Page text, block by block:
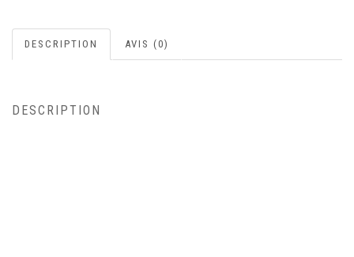
DESCRIPTION AVIS (0)
DESCRIPTION